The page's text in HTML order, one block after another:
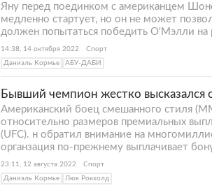
Яну перед поединком с американцем
медленно стартует, но он не может
должен попытаться победить О'Мэлли на
14:38, 14 октября 2022
Спорт
Даниэль Кормье
АБУ-ДАБИ
Бывший чемпион жестко высказался
Американский боец смешанного стиля
относительно размеров премиальных
(UFC). н обратил внимание на
органзация по-прежнему выплачивает
23:11, 12 августа 2022
Спорт
Даниэль Кормье
Люк Рокхолд